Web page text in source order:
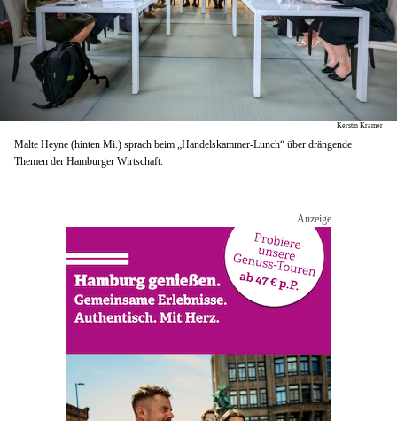
Kerstin Kramer
Malte Heyne (hinten Mi.) sprach beim „Handelskammer-Lunch“ über drängende
Themen der Hamburger ​​​​​​​Wirtschaft.